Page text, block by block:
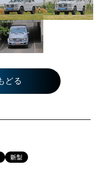
どる
新型